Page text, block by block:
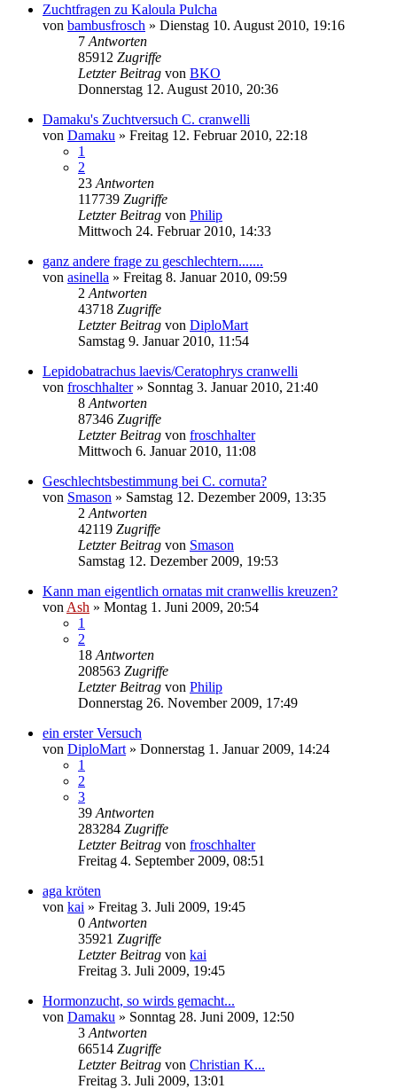
Zuchtfragen zu Kaloula Pulcha
von bambusfrosch » Dienstag 10. August 2010, 19:16
7 Antworten
85912 Zugriffe
Letzter Beitrag von BKO
Donnerstag 12. August 2010, 20:36
Damaku's Zuchtversuch C. cranwelli
von Damaku » Freitag 12. Februar 2010, 22:18
1
2
23 Antworten
117739 Zugriffe
Letzter Beitrag von Philip
Mittwoch 24. Februar 2010, 14:33
ganz andere frage zu geschlechtern.......
von asinella » Freitag 8. Januar 2010, 09:59
2 Antworten
43718 Zugriffe
Letzter Beitrag von DiploMart
Samstag 9. Januar 2010, 11:54
Lepidobatrachus laevis/Ceratophrys cranwelli
von froschhalter» Sonntag 3. Januar 2010, 21:40
8 Antworten
87346 Zugriffe
Letzter Beitrag von froschhalter
Mittwoch 6. Januar 2010, 11:08
Geschlechtsbestimmung bei C. cornuta?
von Smason » Samstag 12. Dezember 2009, 13:35
2 Antworten
42119 Zugriffe
Letzter Beitrag von Smason
Samstag 12. Dezember 2009, 19:53
Kann man eigentlich ornatas mit cranwellis kreuzen?
von Ash » Montag 1. Juni 2009, 20:54
1
2
18 Antworten
208563 Zugriffe
Letzter Beitrag von Philip
Donnerstag 26. November 2009, 17:49
ein erster Versuch
von DiploMart » Donnerstag 1. Januar 2009, 14:24
1
2
3
39 Antworten
283284 Zugriffe
Letzter Beitrag von froschhalter
Freitag 4. September 2009, 08:51
aga kröten
von kai » Freitag 3. Juli 2009, 19:45
0 Antworten
35921 Zugriffe
Letzter Beitrag von kai
Freitag 3. Juli 2009, 19:45
Hormonzucht, so wirds gemacht...
von Damaku » Sonntag 28. Juni 2009, 12:50
3 Antworten
66514 Zugriffe
Letzter Beitrag von Christian K...
Freitag 3. Juli 2009, 13:01